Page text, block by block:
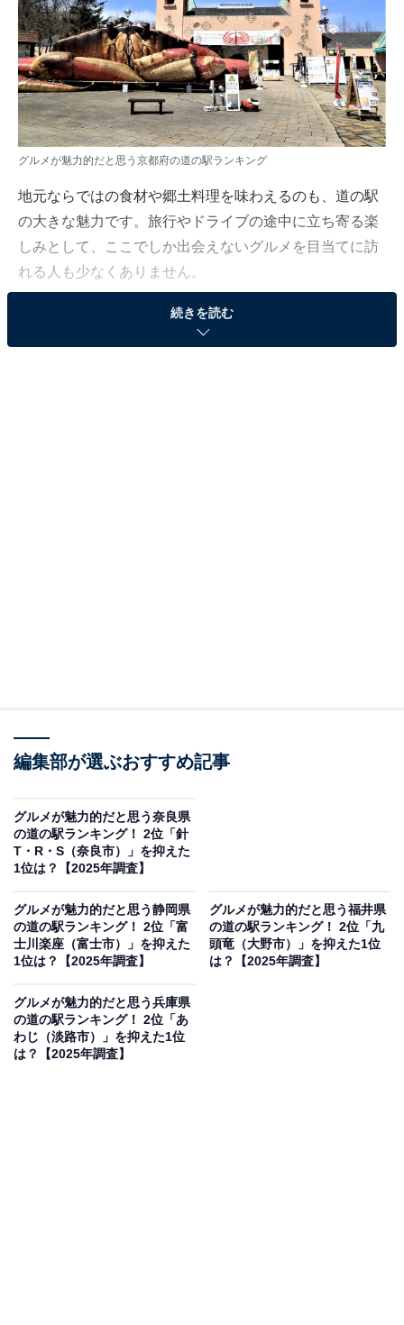
グルメが魅力的だと思う京都府の道の駅ランキング
地元ならではの食材や郷土料理を味わえるのも、道の駅
の大きな魅力です。旅行やドライブの途中に立ち寄る楽
しみとして、ここでしか出会えないグルメを目当てに訪
れる人も少なくありません。
All About ニュース編集部は8月14～18日、全国10～60代
の男女192人を対象に「道の駅」に関する独自のアンケ
楽しめるだけでなく、自然体験や動物とのふれあいもで
回答者からは「『日本最大級の道の駅』とも言われる規
模で、地元食材を活かしたレストランやフードコートが
充実しています」（50代男性／東京都）、「賞を受賞し
たソーセージを食べたい。丹後クラフトビールを飲みた
い」（40代女性／愛知県）、「地元の野菜や果物、乳製
品などが揃い、体験型のグルメや軽食も楽しめます。家
点が魅力です」（30代女性／愛知県）などのコメントが
ありました。
続きを読む
編集部が選ぶおすすめ記事
グルメが魅力的だと思う奈良県
の道の駅ランキング！ 2位「針
T・R・S（奈良市）」を抑えた
1位は？【2025年調査】
グルメが魅力的だと思う静岡県
の道の駅ランキング！ 2位「富
士川楽座（富士市）」を抑えた
1位は？【2025年調査】
グルメが魅力的だと思う福井県
の道の駅ランキング！ 2位「九
頭竜（大野市）」を抑えた1位
は？【2025年調査】
グルメが魅力的だと思う兵庫県
の道の駅ランキング！ 2位「あ
わじ（淡路市）」を抑えた1位
は？【2025年調査】